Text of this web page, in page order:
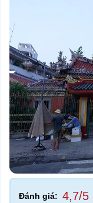
Đánh giá: 4,7/5